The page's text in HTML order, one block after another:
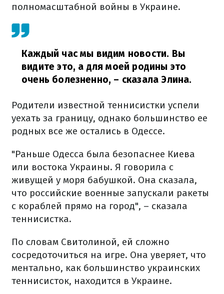
полномасштабной войны в Украине.
Каждый час мы видим новости. Вы
видите это, а для моей родины это
очень болезненно, – сказала Элина.
Родители известной теннисистки успели
уехать за границу, однако большинство ее
родных все же остались в Одессе.
"Раньше Одесса была безопаснее Киева
или востока Украины. Я говорила с
живущей у моря бабушкой. Она сказала,
что российские военные запускали ракеты
с кораблей прямо на город", – сказала
теннисистка.
По словам Свитолиной, ей сложно
сосредоточиться на игре. Она уверяет, что
ментально, как большинство украинских
теннисисток, находится в Украине.